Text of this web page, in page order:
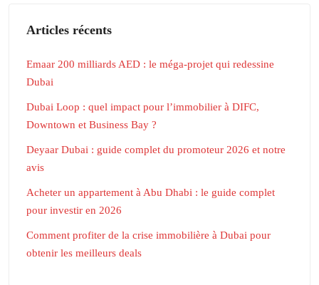
Articles récents
Emaar 200 milliards AED : le méga-projet qui redessine
Dubai
Dubai Loop : quel impact pour l’immobilier à DIFC,
Downtown et Business Bay ?
Deyaar Dubai : guide complet du promoteur 2026 et notre
avis
Acheter un appartement à Abu Dhabi : le guide complet
pour investir en 2026
Comment profiter de la crise immobilière à Dubai pour
obtenir les meilleurs deals